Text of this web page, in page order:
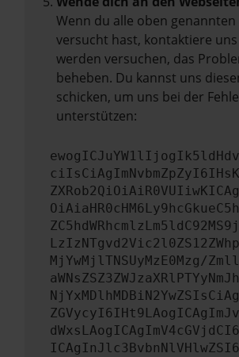
Wenn du alle oben
versucht hast, kontaktiere
werden versuchen, das
beheben. Du kannst uns
schicken, um uns bei der
unterstützen:
MjYwMjlTNSUyMzE0Mzg/